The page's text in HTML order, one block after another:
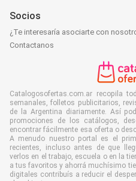
Socios
¿Te interesaría asociarte con
Contactanos
Catalogosofertas.com.ar recopila
semanales, folletos publicitarios,
de la Argentina diariamente. Así
promociones de los catálogos,
encontrar fácilmente esa oferta o
A menudo nuestro portal es el
recientes, incluso antes de que
verlos en el trabajo, escuela o en la
a tus favoritos y ahorrá muchísimo
digitales contribuís a reducir el